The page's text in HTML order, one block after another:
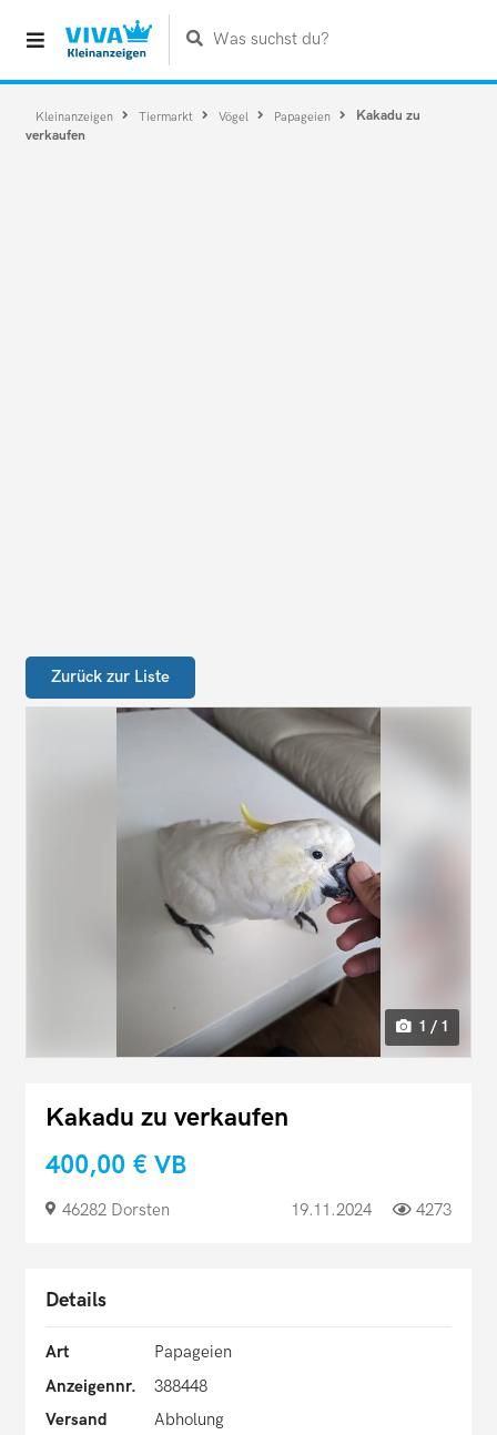
Was suchst du?
Kleinanzeigen Tiermarkt Vögel Papageien
Kakadu zu
verkaufen
Zurück zur Liste
1 / 1
Kakadu zu verkaufen
400,00 € VB
46282 Dorsten 19.11.2024 4273
Details
Art
Papageien
Anzeigennr.
388448
Versand
Abholung